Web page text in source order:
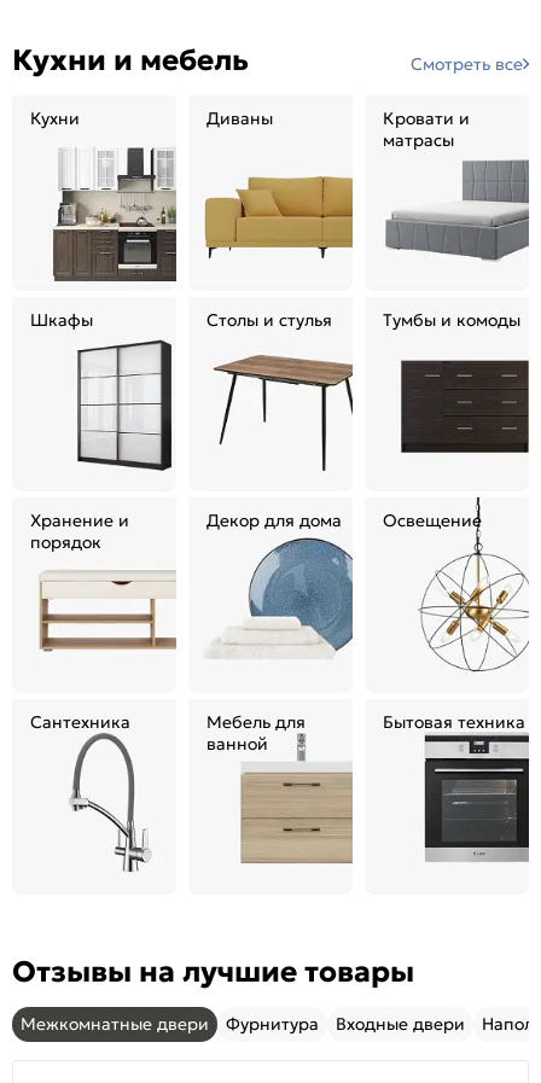
Кухни и мебель Смотреть все
Кухни Диваны
Кровати и
матрасы
Шкафы Столы и стулья Тумбы и комоды
Хранение и
порядок
Декор для дома Освещение
Сантехника
Мебель для
ванной
Бытовая техника
Отзывы на лучшие товары
Межкомнатные двери Фурнитура Входные двери